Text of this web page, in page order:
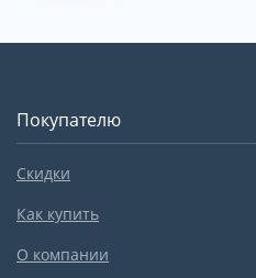
Покупателю
Скидки
Как купить
О компании